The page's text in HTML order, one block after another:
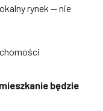
rynek — nie
będzie